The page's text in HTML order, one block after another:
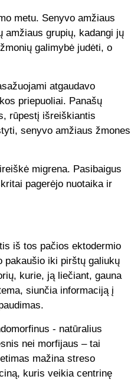
metu. Senyvo amžiaus
amžiaus grupių, kadangi jų
galimybė judėti, o
atgaudavo
priepuoliai. Panašų
rūpestį išreiškiantis
senyvo amžiaus žmones
migrena. Pasibaigus
pagerėjo nuotaika ir
iš tos pačios ektodermio
pakaušio iki pirštų galiukų
kurie, ją liečiant, gauna
siunčia informaciją į
- natūralius
nei morfijaus – tai
mažina streso
kuris veikia centrinę